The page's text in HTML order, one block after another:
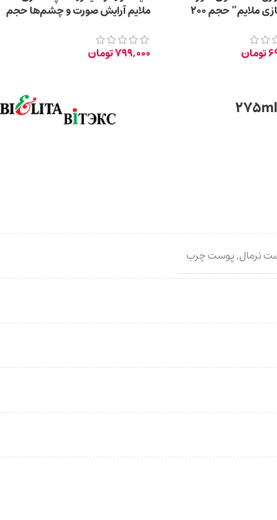
“پاکسازی ملایم” حجم 200
تومان
ملایم آرایش صورت و چشم‌ها حجم
799,000تومان
نرمال,پوست چرب